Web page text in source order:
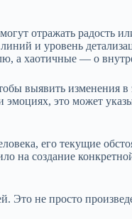
отражать радость
и уровень
а хаотичные — о
выявить изменения
это может
его текущие
на создание
Это не просто